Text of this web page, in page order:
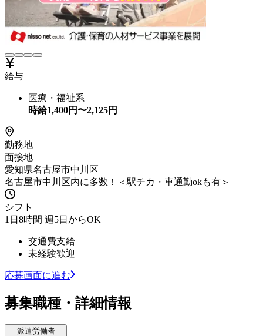
給与
医療・福祉系
時給1,400円〜2,125円
勤務地
面接地
愛知県名古屋市中川区
名古屋市中川区内に多数！＜駅チカ・車通勤okも有＞
シフト
1日8時間 週5日からOK
交通費支給
未経験歓迎
応募画面に進む
募集職種・詳細情報
派遣労働者